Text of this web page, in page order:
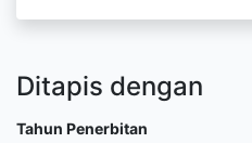
Ditapis dengan
Tahun Penerbitan